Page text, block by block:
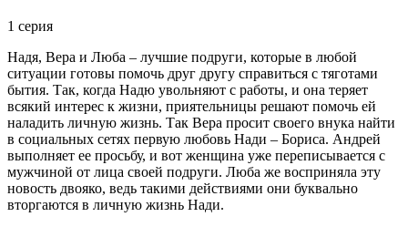
1 серия
Надя, Вера и Люба – лучшие подруги, которые в любой
ситуации готовы помочь друг другу справиться с тяготами
бытия. Так, когда Надю увольняют с работы, и она теряет
всякий интерес к жизни, приятельницы решают помочь ей
наладить личную жизнь. Так Вера просит своего внука найти
в социальных сетях первую любовь Нади – Бориса. Андрей
выполняет ее просьбу, и вот женщина уже переписывается с
мужчиной от лица своей подруги. Люба же восприняла эту
новость двояко, ведь такими действиями они буквально
вторгаются в личную жизнь Нади.